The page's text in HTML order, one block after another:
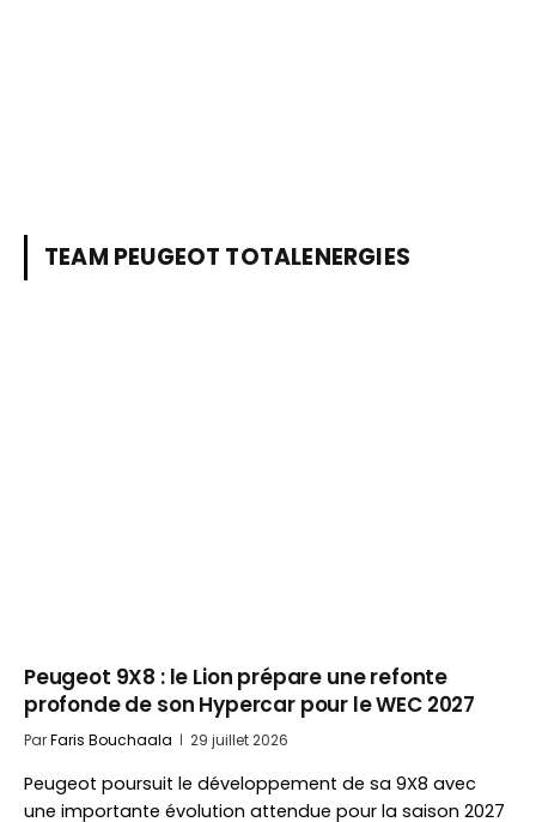
TEAM PEUGEOT TOTALENERGIES
Peugeot 9X8 : le Lion prépare une refonte
profonde de son Hypercar pour le WEC 2027
ParFaris Bouchaala 29 juillet 2026
Peugeot poursuit le développement de sa 9X8 avec
une importante évolution attendue pour la saison 2027